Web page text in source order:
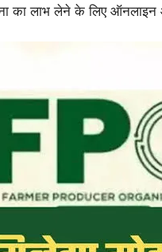
का लाभ लेने के लिए